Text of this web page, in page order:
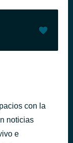
con la
noticias
e